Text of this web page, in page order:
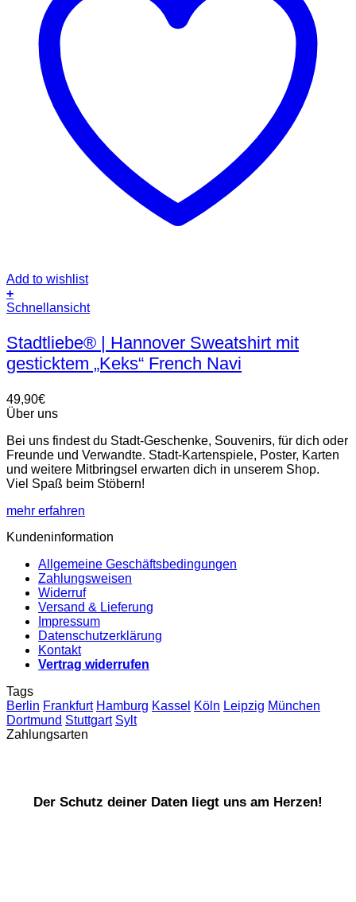
Add to wishlist
+
Dieses
weist
mehrere
Varianten
Die
Optionen
können
auf
der
Produktseite
gewählt
werden
Schnellansicht
Stadtliebe® | Hannover Sweatshirt mit
gesticktem „Keks“ French Navi
49,90€
Über uns
Bei uns findest du Stadt-Geschenke, Souvenirs, für dich oder
Freunde und Verwandte. Stadt-Kartenspiele, Poster, Karten
und weitere Mitbringsel erwarten dich in unserem Shop.
Viel Spaß beim Stöbern!
mehr erfahren
Kundeninformation
Allgemeine Geschäftsbedingungen
Zahlungsweisen
Widerruf
Versand & Lieferung
Impressum
Datenschutzerklärung
Kontakt
Vertrag widerrufen
Tags
Berlin Frankfurt Hamburg Kassel Köln Leipzig München
Dortmund Stuttgart Sylt
Zahlungsarten
Der Schutz deiner Daten liegt uns am Herzen!